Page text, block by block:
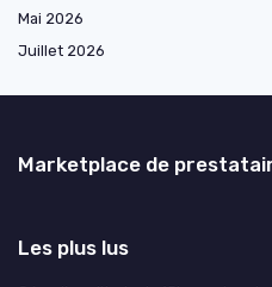
Mai 2026
Juillet 2026
Marketplace de
Les plus lus